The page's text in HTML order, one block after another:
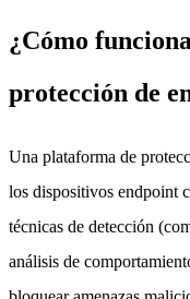
¿Cómo
protección de
Una plataforma de
los dispositivos endpoint
técnicas de detección
análisis de